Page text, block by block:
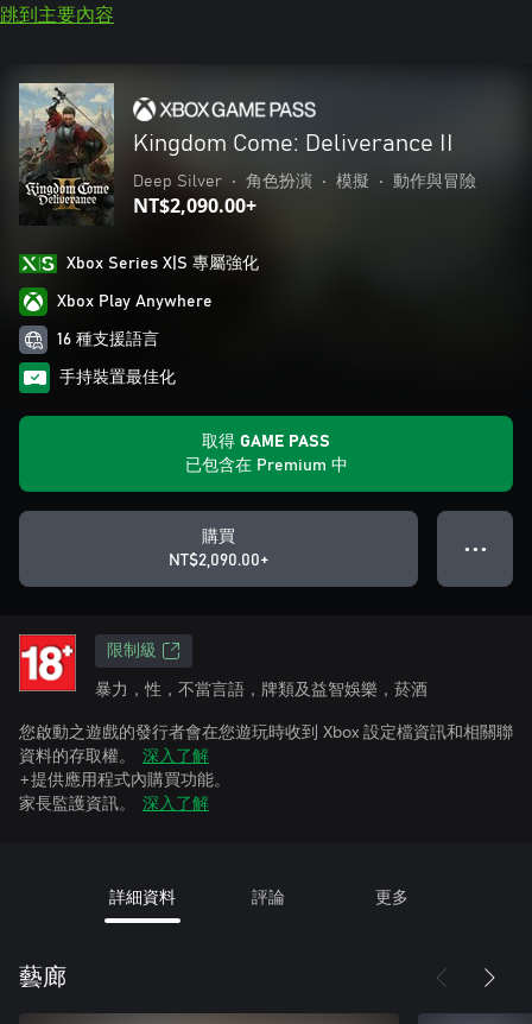
跳到主要內容
Kingdom Come: Deliverance II
Deep Silver • 角色扮演 • 模擬 • 動作與冒險
NT$2,090.00+
Xbox Series X|S 專屬強化
Xbox Play Anywhere
16 種支援語言
手持裝置最佳化
取得 GAME PASS
已包含在 Premium 中
購買
NT$2,090.00+
● ● ●
限制級
暴力，性，不當言語，牌類及益智娛樂，菸酒
您啟動之遊戲的發行者會在您遊玩時收到 Xbox 設定檔資訊和相關聯
資料的存取權。
深入了解
+提供應用程式內購買功能。
家長監護資訊。
深入了解
詳細資料 評論 更多
藝廊